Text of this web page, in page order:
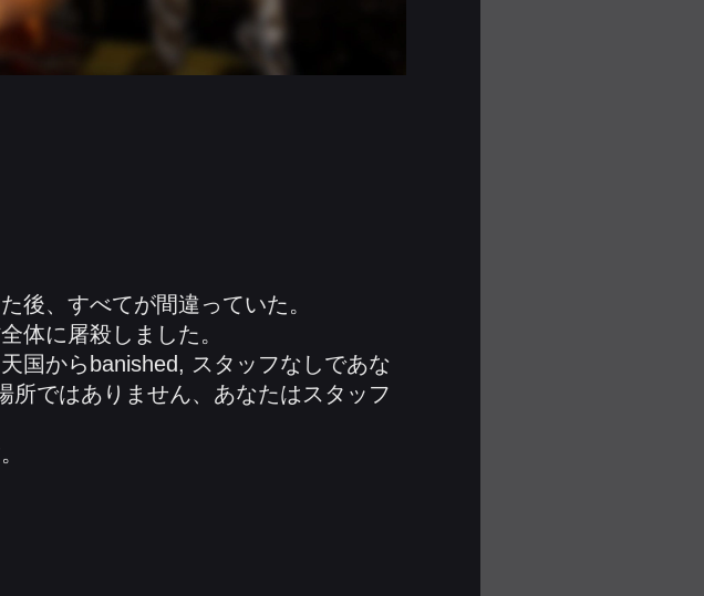
後、すべてが間違っていた。
体に屠殺しました。
国からbanished, スタッフなしであな
所ではありません、あなたはスタッフ